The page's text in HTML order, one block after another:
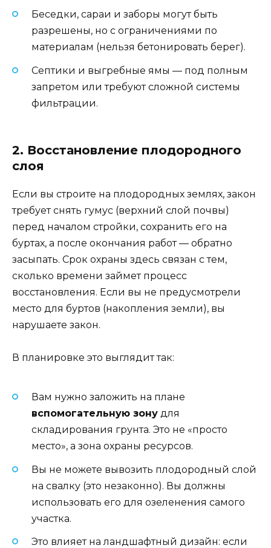
Беседки, сараи и заборы могут быть
разрешены, но с ограничениями по
материалам (нельзя бетонировать берег).
Септики и выгребные ямы — под полным
запретом или требуют сложной системы
фильтрации.
2. Восстановление плодородного
слоя
Если вы строите на плодородных землях, закон
требует снять гумус (верхний слой почвы)
перед началом стройки, сохранить его на
буртах, а после окончания работ — обратно
засыпать. Срок охраны здесь связан с тем,
сколько времени займет процесс
восстановления. Если вы не предусмотрели
место для буртов (накопления земли), вы
нарушаете закон.
В планировке это выглядит так:
Вам нужно заложить на плане
вспомогательную зону для
складирования грунта. Это не «просто
место», а зона охраны ресурсов.
Вы не можете вывозить плодородный слой
на свалку (это незаконно). Вы должны
использовать его для озеленения самого
участка.
Это влияет на ландшафтный дизайн: если